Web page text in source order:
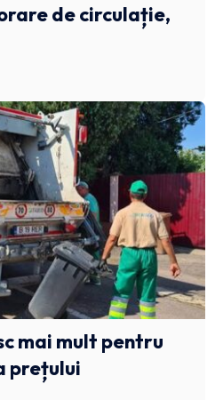
de circulație,
mai mult pentru
prețului